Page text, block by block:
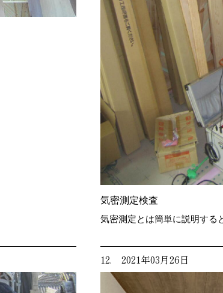
気密測定検査
気密測定とは簡単に説明する
12. 2021年03月26日